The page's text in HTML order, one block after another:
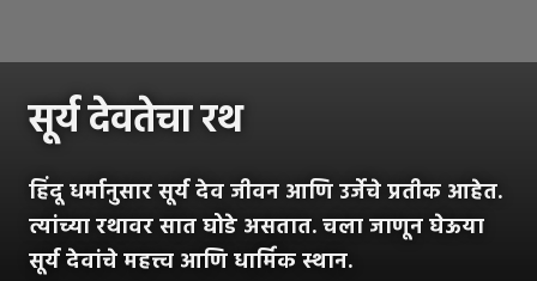
सूर्य देवतेचा रथ
हिंदू धर्मानुसार सूर्य देव जीवन आणि उर्जेचे प्रतीक आहेत.
त्यांच्या रथावर सात घोडे असतात. चला जाणून घेऊया
सूर्य देवांचे महत्त्व आणि धार्मिक स्थान.